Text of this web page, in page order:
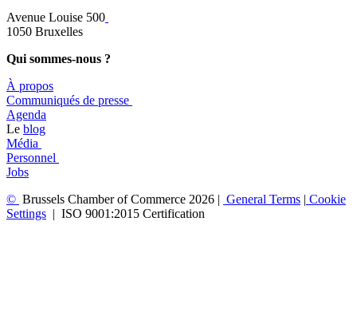
Avenue Louise 500
​1050 Bruxelles
Qui sommes-nous ?
À propos
​​Communiqués de presse
​Agenda
​​Le blog
​Média
Personnel
Jobs
© Brussels Chamber of Commerce 2026 | General Terms | Cookie
Settings | ISO 9001:2015 Certification